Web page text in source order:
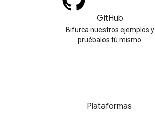
GitHub
Bifurca nuestros ejemplos y
pruébalos tú mismo.
Plataformas